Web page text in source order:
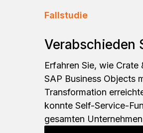
Fallstudie
Verabschieden
Erfahren Sie, wie
SAP Business Objects
Transformation
konnte Self-Service-
gesamten